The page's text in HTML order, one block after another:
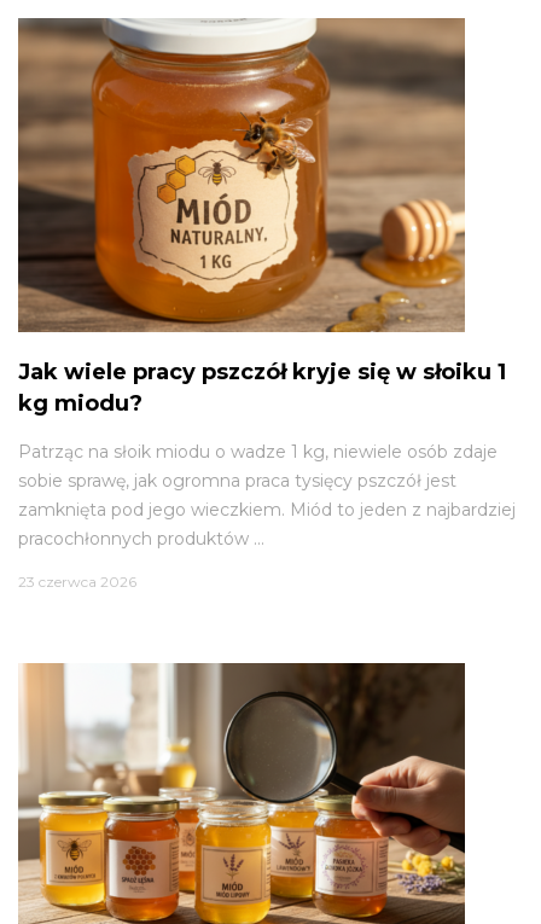
Jak wiele pracy pszczół kryje się w słoiku 1
kg miodu?
Patrząc na słoik miodu o wadze 1 kg, niewiele osób zdaje
sobie sprawę, jak ogromna praca tysięcy pszczół jest
zamknięta pod jego wieczkiem. Miód to jeden z najbardziej
pracochłonnych produktów ...
23 czerwca 2026